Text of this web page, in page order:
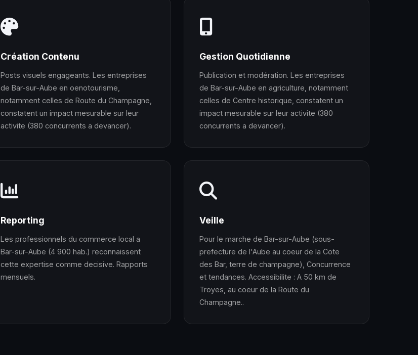
Création Contenu
Posts visuels engageants. Les entreprises
de Bar-sur-Aube en oenotourisme,
notamment celles de Route du Champagne,
constatent un impact mesurable sur leur
activite (380 concurrents a devancer).
Gestion Quotidienne
Publication et modération. Les entreprises
de Bar-sur-Aube en agriculture, notamment
celles de Centre historique, constatent un
impact mesurable sur leur activite (380
concurrents a devancer).
Reporting
Les professionnels du commerce local a
Bar-sur-Aube (4 900 hab.) reconnaissent
cette expertise comme decisive. Rapports
mensuels.
Veille
Pour le marche de Bar-sur-Aube (sous-
prefecture de l'Aube au coeur de la Cote
des Bar, terre de champagne), Concurrence
et tendances. Accessibilite : A 50 km de
Troyes, au coeur de la Route du
Champagne..